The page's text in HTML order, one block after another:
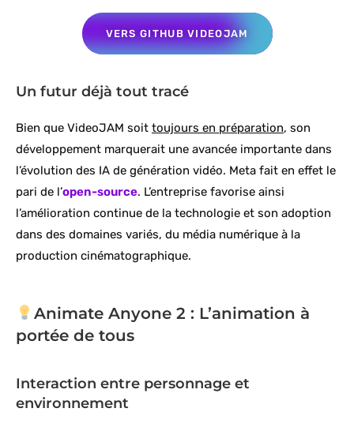
VERS GITHUB VIDEOJAM
Un futur déjà tout tracé
Bien que VideoJAM soit toujours en préparation, son
développement marquerait une avancée importante dans
l’évolution des IA de génération vidéo. Meta fait en effet le
pari de l’open-source. L’entreprise favorise ainsi
l’amélioration continue de la technologie et son adoption
dans des domaines variés, du média numérique à la
production cinématographique.
Animate Anyone 2 : L’animation à
portée de tous
Interaction entre personnage et
environnement